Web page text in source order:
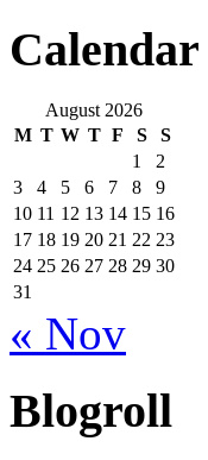
Calendar
August 2026
M T W T F S
S
1
2
3
4 5 6 7 8
9
10 11 12 13 14 15 16
17 18 19 20 21 22 23
24 25 26 27 28 29 30
31
« Nov
Blogroll